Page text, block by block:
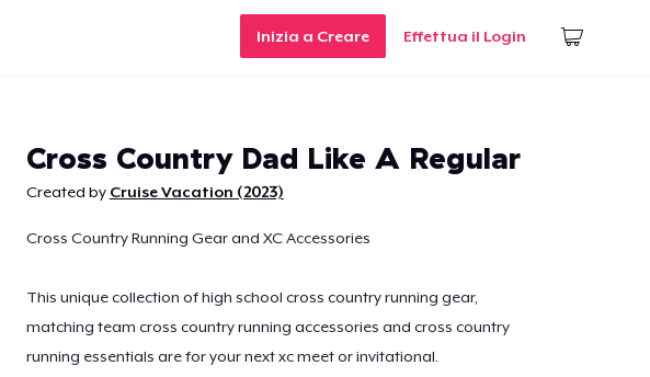
Inizia a Creare Effettua il Login
Cross Country Dad Like A Regular
Created by Cruise Vacation (2023)
Cross Country Running Gear and XC Accessories
This unique collection of high school cross country running gear,
matching team cross country running accessories and cross country
running essentials are for your next xc meet or invitational.